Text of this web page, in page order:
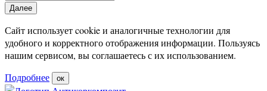
Далее
Сайт использует cookie и аналогичные технологии для
удобного и корректного отображения информации. Пользуясь
нашим сервисом, вы соглашаетесь с их использованием.
Подробнее
ок